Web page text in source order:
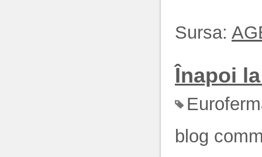
Sursa:
Înapoi
blog